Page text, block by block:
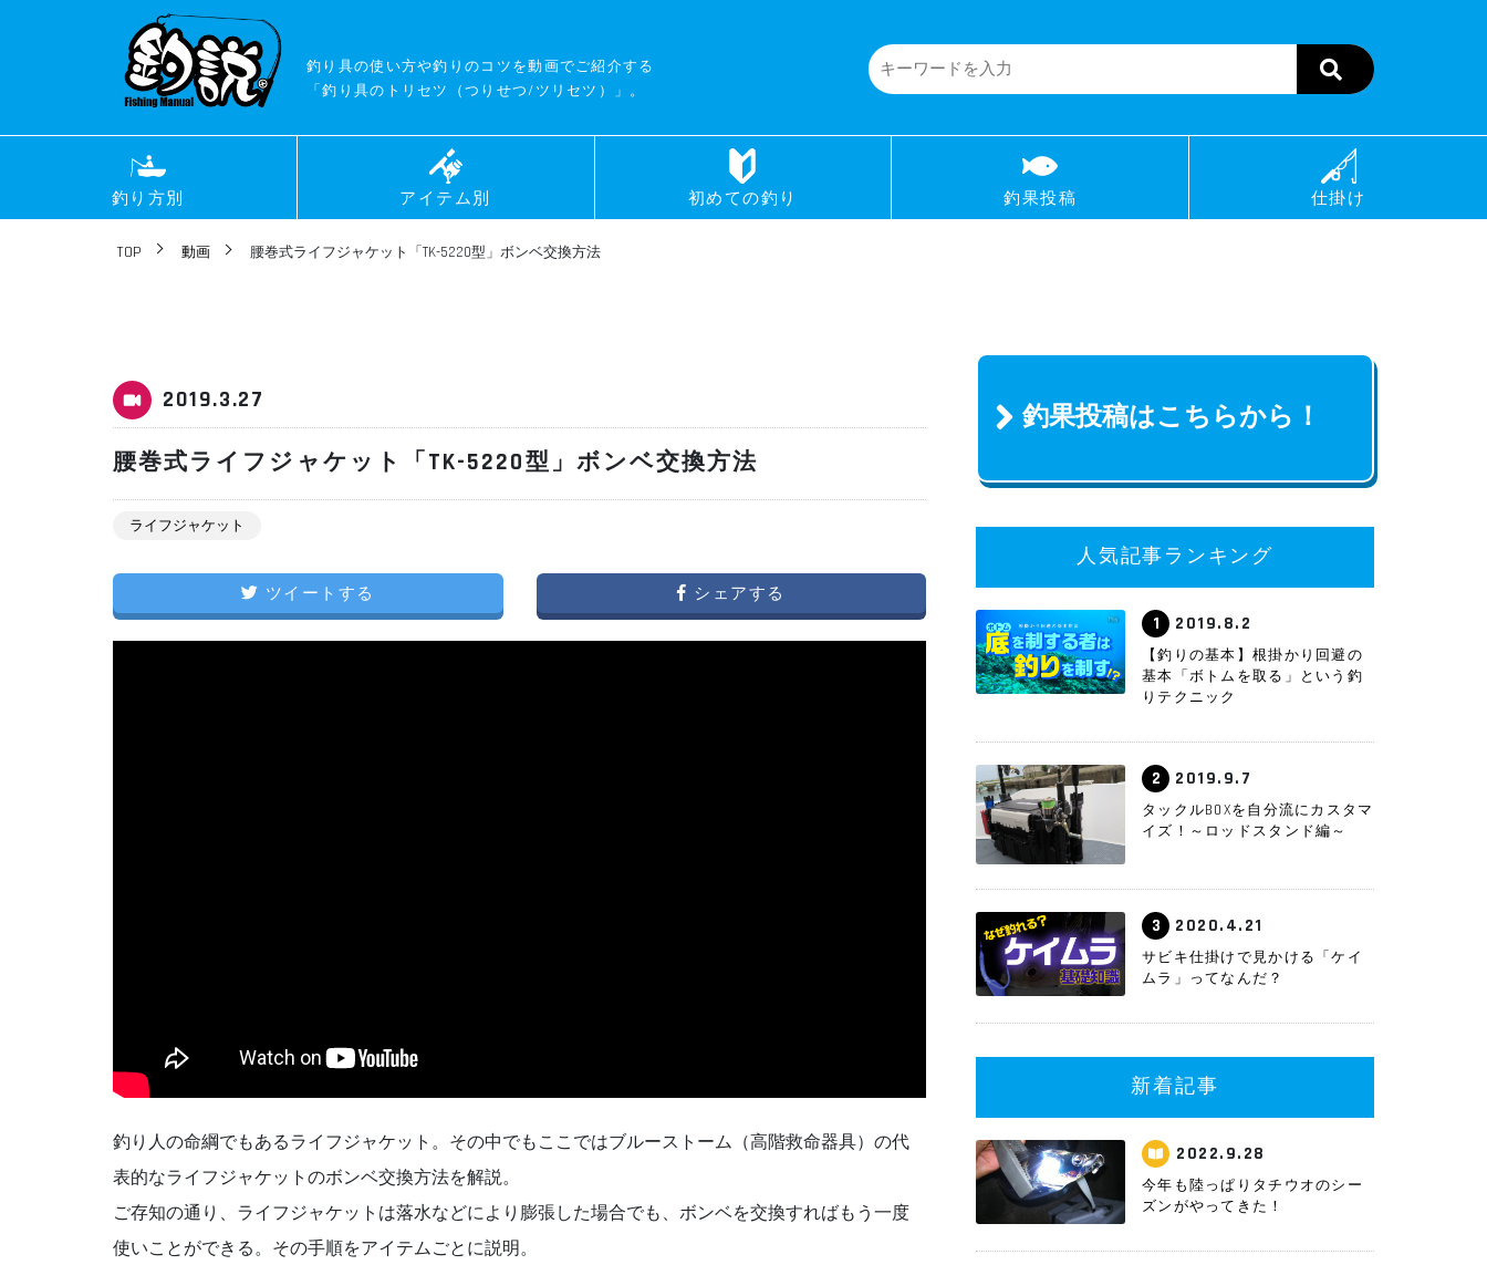
釣り具の使い方や釣りのコツを動画でご紹介する
「釣り具のトリセツ（つりせつ/ツリセツ）」。
釣り方別 アイテム別 初めての釣り 釣果投稿 仕掛け
TOP 動画 腰巻式ライフジャケット「TK-5220型」ボンベ交換方法
2019.3.27
腰巻式ライフジャケット「TK-5220型」ボンベ交換方法
ライフジャケット
ツイートする シェアする
釣り人の命綱でもあるライフジャケット。その中でもここではブルーストーム（高階救命器具）の代
表的なライフジャケットのボンベ交換方法を解説。
ご存知の通り、ライフジャケットは落水などにより膨張した場合でも、ボンベを交換すればもう一度
使いことができる。その手順をアイテムごとに説明。
釣果投稿はこちらから！
人気記事ランキング
1 2019.8.2
【釣りの基本】根掛かり回避の
基本「ボトムを取る」という釣
りテクニック
2 2019.9.7
タックルBOXを自分流にカスタマ
イズ！～ロッドスタンド編～
3 2020.4.21
サビキ仕掛けで見かける「ケイ
ムラ」ってなんだ？
新着記事
2022.9.28
今年も陸っぱりタチウオのシー
ズンがやってきた！